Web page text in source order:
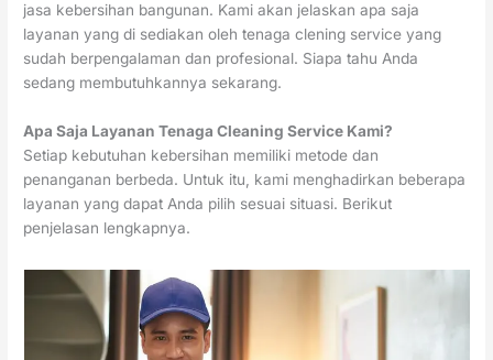
jasa kebersihan bangunan. Kami akan jelaskan apa saja
layanan yang di sediakan oleh tenaga clening service yang
sudah berpengalaman dan profesional. Siapa tahu Anda
sedang membutuhkannya sekarang.
Apa Saja Layanan Tenaga Cleaning Service Kami?
Setiap kebutuhan kebersihan memiliki metode dan
penanganan berbeda. Untuk itu, kami menghadirkan beberapa
layanan yang dapat Anda pilih sesuai situasi. Berikut
penjelasan lengkapnya.